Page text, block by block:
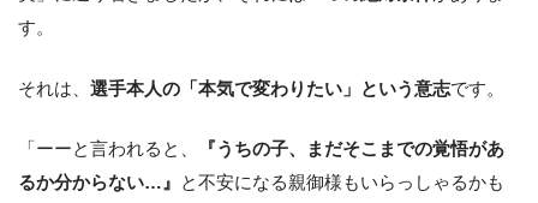
す。
それは、 選手本人の「本気で変わりたい」という意志です。
「ーーと言われると、
『うちの子、まだそこまでの覚悟があ
るか分からない…』
と不安になる親御様もいらっしゃるかも